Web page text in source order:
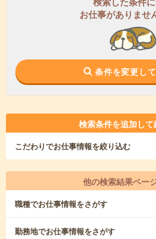
お仕事がありませ
条件を変更し
検索条件を追加し
こだわりでお仕事情報を絞り込む
他の検索結果ペー
職種でお仕事情報をさがす
勤務地でお仕事情報をさがす